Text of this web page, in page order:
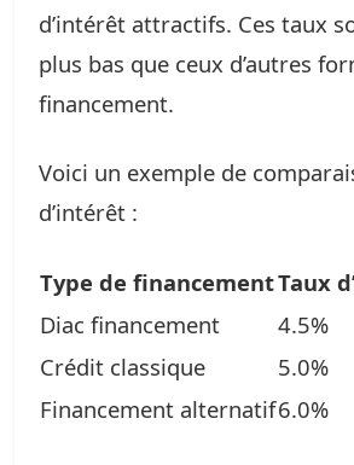
d’intérêt attractifs. Ces taux
plus bas que ceux d’autres
financement.
Voici un exemple de
d’intérêt :
Type de financementTaux
Diac financement
4.5%
Crédit classique
5.0%
Financement alternatif6.0%